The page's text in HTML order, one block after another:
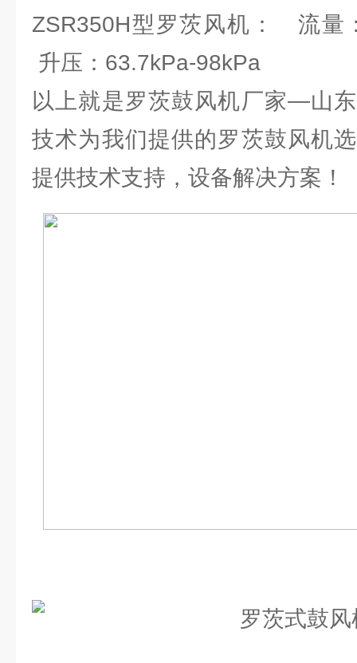
ZSR350H型罗茨风机： 流量
升压：63.7kPa-98kPa
以上就是罗茨鼓风机厂家—山
技术为我们提供的罗茨鼓风机
提供技术支持，设备解决方案！